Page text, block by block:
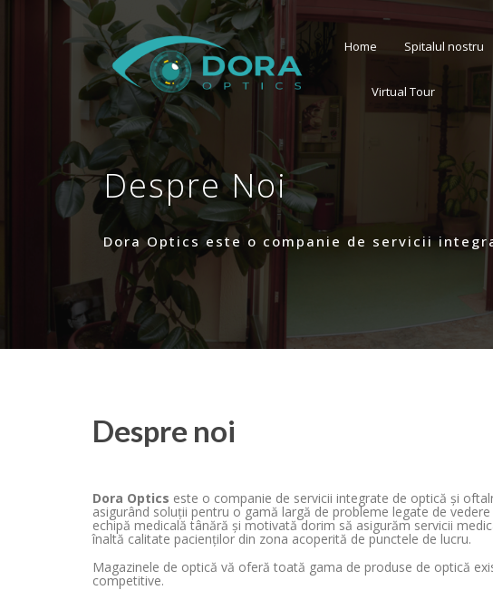
Home Spitalul nostru
Virtual Tour
Despre Noi
Dora Optics este o companie de servicii
Despre noi
Dora Optics este o companie de servicii integrate de optică și
asigurând soluții pentru o gamă largă de probleme legate de vedere
echipă medicală tânără și motivată dorim să asigurăm servicii
înaltă calitate pacienților din zona acoperită de punctele de lucru.
Magazinele de optică vă oferă toată gama de produse de optică
competitive.